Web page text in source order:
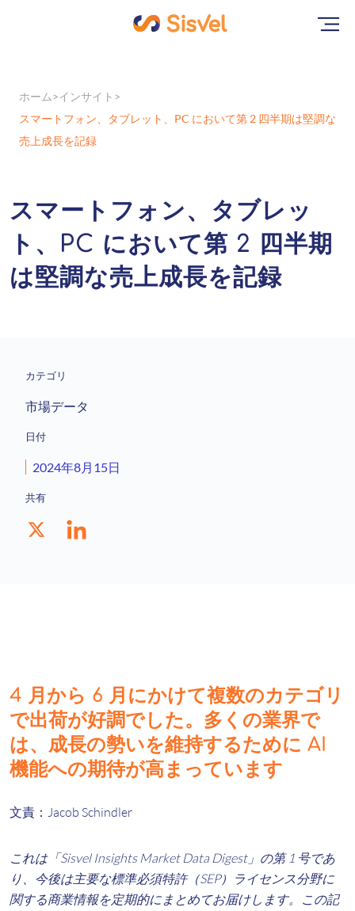
ホーム
インサイト
スマートフォン、タブレット、PC において第 2 四半期は堅調な
売上成長を記録
スマートフォン、タブレッ
ト、PC において第 2 四半期
は堅調な売上成長を記録
カテゴリ
市場データ
日付
2024年8月15日
共有
4 月から 6 月にかけて複数のカテゴリ
で出荷が好調でした。多くの業界で
は、成長の勢いを維持するために AI
機能への期待が高まっています
文責：Jacob Schindler
これは「Sisvel Insights Market Data Digest」の第 1 号であ
り、今後は主要な標準必須特許（SEP）ライセンス分野に
関する商業情報を定期的にまとめてお届けします。この記